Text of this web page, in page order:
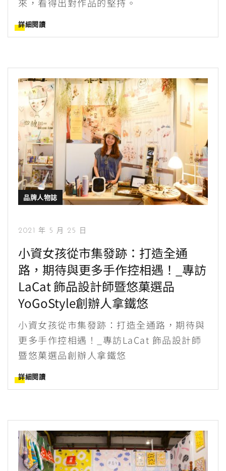
來，看得出對作品的堅持。
詳細閱讀
品牌人物誌
2021 年 5 月 25 日
小資女孩從市集發跡：打造全通
路，期待與更多手作控相遇！_專訪
LaCat 飾品設計師暨悠菓選品
YoGoStyle創辦人拿鐵悠
小資女孩從市集發跡：打造全通路，期待與
更多手作控相遇！_專訪LaCat 飾品設計師
暨悠菓選品創辦人拿鐵悠
詳細閱讀